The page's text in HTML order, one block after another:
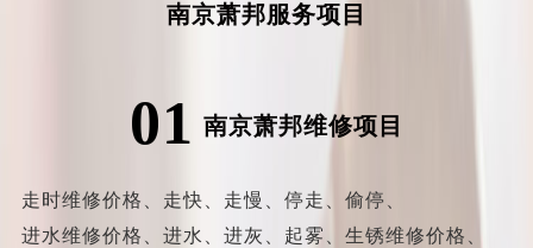
南京萧邦服务项目
01 南京萧邦维修项目
走时维修价格、 走快、 走慢、 停走、 偷停、
进水维修价格、 进水、 进灰、 起雾、 生锈维修价格、